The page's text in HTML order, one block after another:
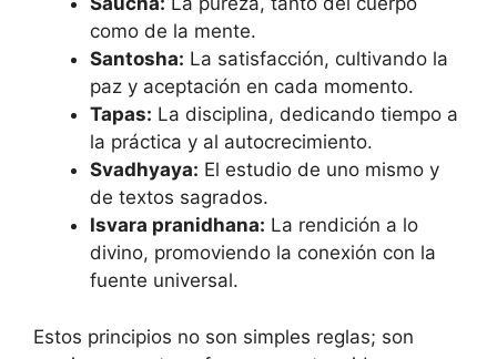
como de la mente.
Santosha: La satisfacción, cultivando la
paz y aceptación en cada momento.
Tapas: La disciplina, dedicando tiempo a
la práctica y al autocrecimiento.
Svadhyaya: El estudio de uno mismo y
de textos sagrados.
Isvara pranidhana: La rendición a lo
divino, promoviendo la conexión con la
fuente universal.
Estos principios no son simples reglas; son